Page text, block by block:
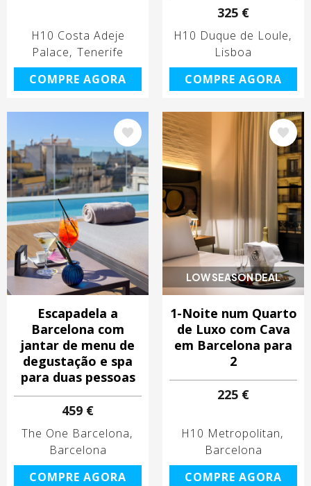
H10 Costa Adeje
Palace Tenerife
COMPRE AGORA
325 €
H10 Duque de Loule
Lisboa
COMPRE AGORA
Imagem
Escapadela a
Barcelona com
jantar de menu de
degustação e spa
para duas pessoas
459 €
The One Barcelona
Barcelona
COMPRE AGORA
LOW SEASON DEAL
Imagem
1-Noite num Quarto
de Luxo com Cava
em Barcelona para
2
225 €
H10 Metropolitan
Barcelona
COMPRE AGORA